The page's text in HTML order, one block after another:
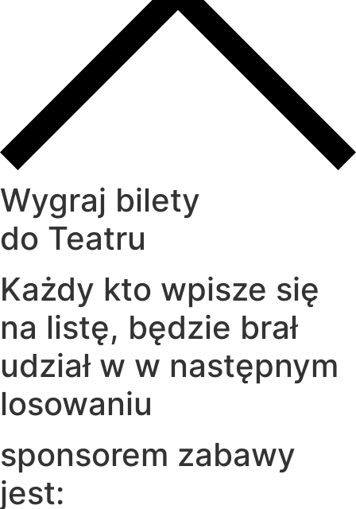
Wygraj bilety
do Teatru
Każdy kto wpisze się
na listę, będzie brał
udział w w następnym
losowaniu
sponsorem zabawy
jest: